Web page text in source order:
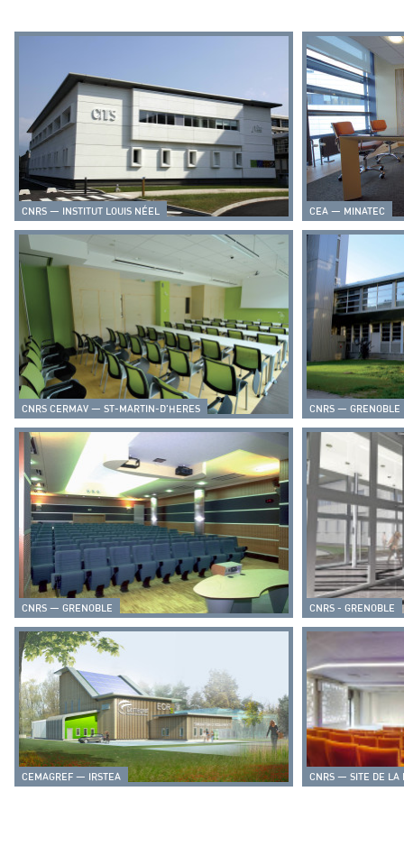
CNRS — INSTITUT LOUIS NÉEL CEA — MINATEC
CNRS CERMAV — ST-MARTIN-D'HERES CNRS — GRENOBLE
CNRS — GRENOBLE CNRS - GRENOBLE
CEMAGREF — IRSTEA CNRS — SITE DE LA